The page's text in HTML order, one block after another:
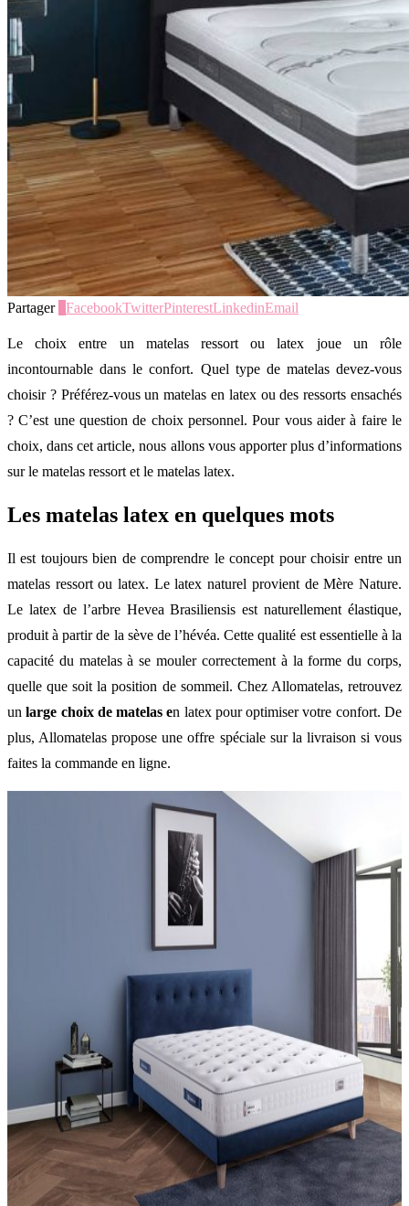
Partager FacebookTwitterPinterestLinkedinEmail
Le choix entre un matelas ressort ou latex joue un rôle
incontournable dans le confort. Quel type de matelas devez-vous
choisir ? Préférez-vous un matelas en latex ou des ressorts ensachés
? C’est une question de choix personnel. Pour vous aider à faire le
choix, dans cet article, nous allons vous apporter plus d’informations
sur le matelas ressort et le matelas latex.
Les matelas latex en quelques mots
Il est toujours bien de comprendre le concept pour choisir entre un
matelas ressort ou latex. Le latex naturel provient de Mère Nature.
Le latex de l’arbre Hevea Brasiliensis est naturellement élastique,
produit à partir de la sève de l’hévéa. Cette qualité est essentielle à la
capacité du matelas à se mouler correctement à la forme du corps,
quelle que soit la position de sommeil. Chez Allomatelas, retrouvez
unlarge choix de matelas en latex pour optimiser votre confort. De
plus, Allomatelas propose une offre spéciale sur la livraison si vous
faites la commande en ligne.